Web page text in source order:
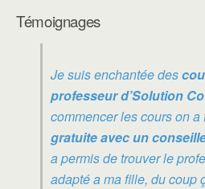
Témoignages
Je suis enchantée des
professeur d’Solution
commencer les cours on a
gratuite avec un
a permis de trouver le
adapté a ma fille, du coup